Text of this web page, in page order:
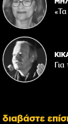
διαβάστε